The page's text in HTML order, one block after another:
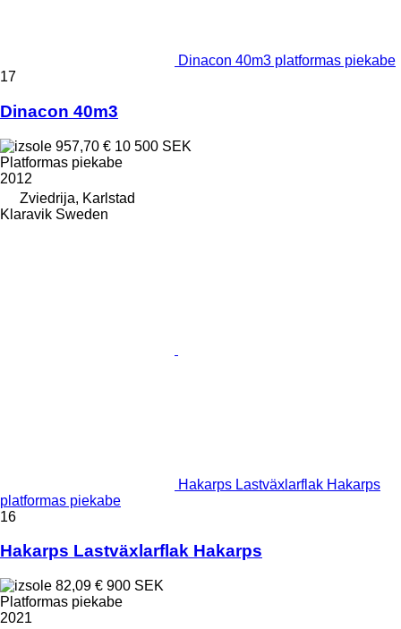
Dinacon 40m3 platformas piekabe
17
Dinacon 40m3
957,70 € 10 500 SEK
Platformas piekabe
2012
Zviedrija, Karlstad
Klaravik Sweden
Hakarps Lastväxlarflak Hakarps
platformas piekabe
16
Hakarps Lastväxlarflak Hakarps
82,09 € 900 SEK
Platformas piekabe
2021